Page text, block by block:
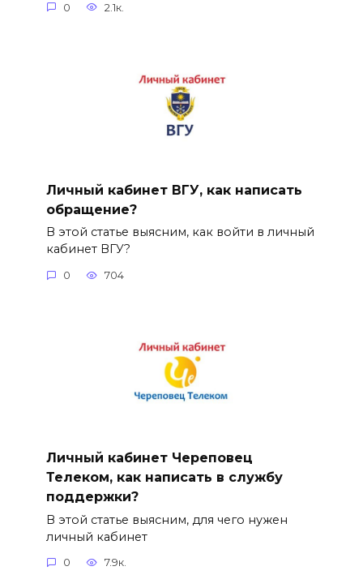
0 2.1к.
Личный кабинет ВГУ, как написать
обращение?
В этой статье выясним, как войти в личный
кабинет ВГУ?
0 704
Личный кабинет Череповец
Телеком, как написать в службу
поддержки?
В этой статье выясним, для чего нужен
личный кабинет
0 7.9к.